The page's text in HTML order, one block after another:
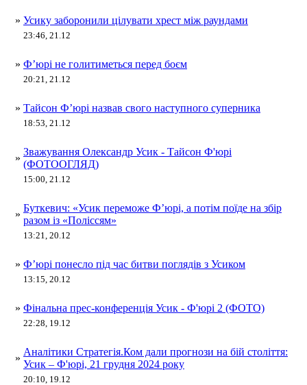
» Усику заборонили цілувати хрест між раундами
23:46, 21.12
» Ф’юрі не голитиметься перед боєм
20:21, 21.12
» Тайсон Ф’юрі назвав свого наступного суперника
18:53, 21.12
»
Зважування Олександр Усик - Тайсон Ф'юрі
(ФОТООГЛЯД)
15:00, 21.12
»
Буткевич: «Усик переможе Ф’юрі, а потім поїде на збір
разом із «Поліссям»
13:21, 20.12
» Ф’юрі понесло під час битви поглядів з Усиком
13:15, 20.12
» Фінальна прес-конференція Усик - Ф'юрі 2 (ФОТО)
22:28, 19.12
»
Аналітики Стратегія.Ком дали прогнози на бій століття:
Усик – Ф'юрі, 21 грудня 2024 року
20:10, 19.12